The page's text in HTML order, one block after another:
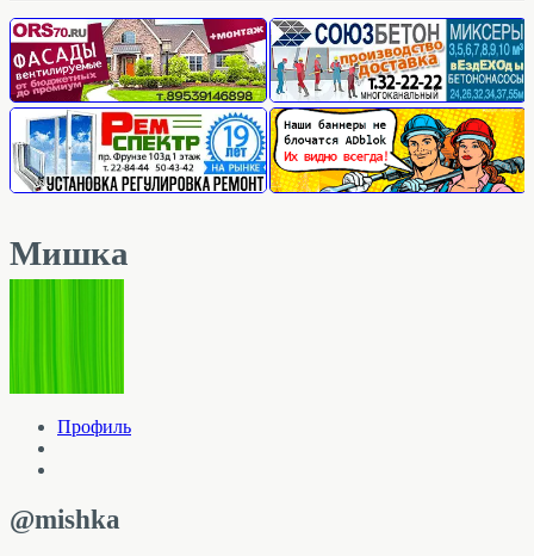
Мишка
Профиль
@mishka